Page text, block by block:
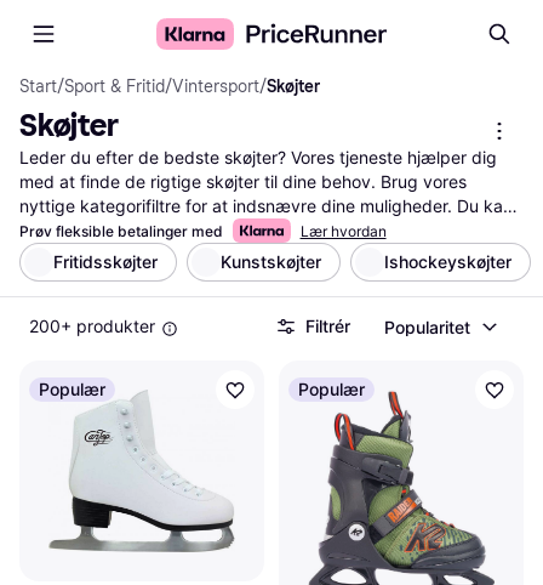
Start/Sport & Fritid/Vintersport/Skøjter
Skøjter
Leder du efter de bedste skøjter? Vores tjeneste hjælper dig
med at finde de rigtige skøjter til dine behov. Brug vores
nyttige kategorifiltre for at indsnævre dine muligheder. Du kan
sortere efter mærke, pris, størrelse og meget mere. Vi lister
også brugeranmeldelser, så du kan se, hvad andre mener om
produkterne. Sammenlign priser på tværs af forskellige
butikker for at sikre, at du får den bedste handel. På
PriceRunner gør vi det nemt for dig at træffe den rigtige
du er nybegynder eller erfaren skøjteløber, finder du noget, der
passer perfekt til dig. Stol på os til at guide dig gennem valget
af skøjter, så du kan fokusere på det vigtigste: at nyde din tid
på isen.
Mere om skøjter »
Prøv fleksible betalinger med Lær hvordan
Fritidsskøjter Kunstskøjter Ishockeyskøjter
200+ produkter Filtrér Popularitet
Populær Populær